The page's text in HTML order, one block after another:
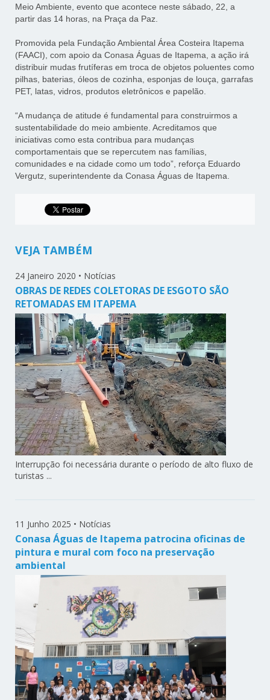
Meio Ambiente, evento que acontece neste sábado, 22, a
partir das 14 horas, na Praça da Paz.
Promovida pela Fundação Ambiental Área Costeira Itapema
(FAACI), com apoio da Conasa Águas de Itapema, a ação irá
distribuir mudas frutíferas em troca de objetos poluentes como
pilhas, baterias, óleos de cozinha, esponjas de louça, garrafas
PET, latas, vidros, produtos eletrônicos e papelão.
“A mudança de atitude é fundamental para construirmos a
sustentabilidade do meio ambiente. Acreditamos que
iniciativas como esta contribua para mudanças
comportamentais que se repercutem nas famílias,
comunidades e na cidade como um todo”, reforça Eduardo
Vergutz, superintendente da Conasa Águas de Itapema.
VEJA TAMBÉM
24 Janeiro 2020 • Notícias
OBRAS DE REDES COLETORAS DE ESGOTO SÃO
RETOMADAS EM ITAPEMA
Interrupção foi necessária durante o período de alto fluxo de
turistas ...
11 Junho 2025 • Notícias
Conasa Águas de Itapema patrocina oficinas de
pintura e mural com foco na preservação
ambiental